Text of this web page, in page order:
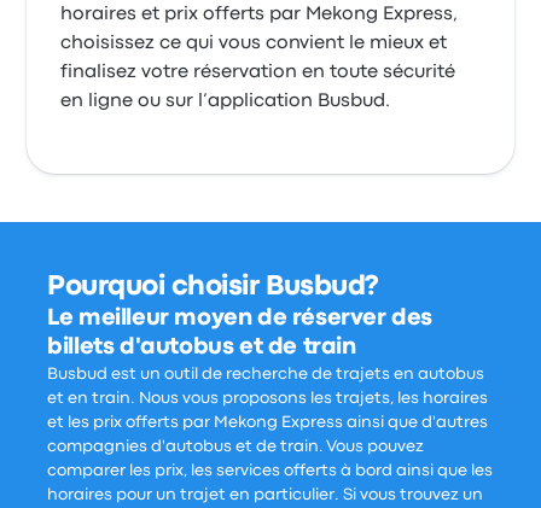
horaires et prix offerts par Mekong Express,
choisissez ce qui vous convient le mieux et
finalisez votre réservation en toute sécurité
en ligne ou sur l’application Busbud.
Pourquoi choisir Busbud?
Le meilleur moyen de réserver des
billets d'autobus et de train
Busbud est un outil de recherche de trajets en autobus
et en train. Nous vous proposons les trajets, les horaires
et les prix offerts par Mekong Express ainsi que d'autres
compagnies d'autobus et de train. Vous pouvez
comparer les prix, les services offerts à bord ainsi que les
horaires pour un trajet en particulier. Si vous trouvez un